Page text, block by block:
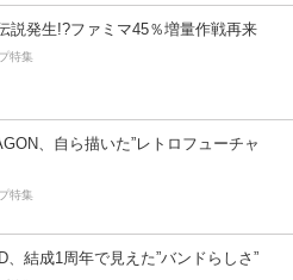
説発生!?ファミマ45％増量作戦再来
特集
、自ら描いた”レトロフューチャ
特集
、結成1周年で見えた”バンドらしさ”